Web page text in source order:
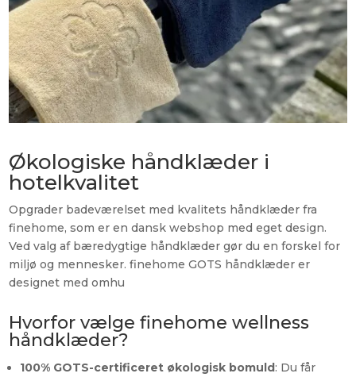
Økologiske håndklæder i
hotelkvalitet
Opgrader badeværelset med kvalitets håndklæder fra
finehome, som er en dansk webshop med eget design.
Ved valg af bæredygtige håndklæder gør du en forskel for
miljø og mennesker. finehome GOTS håndklæder er
designet med omhu
Hvorfor vælge finehome wellness
håndklæder?
100% GOTS-certificeret økologisk bomuld: Du får